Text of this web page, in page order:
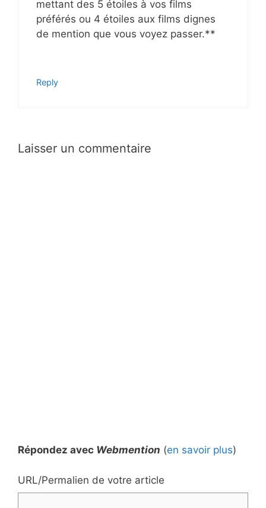
mettant des 5 étoiles à vos films
préférés ou 4 étoiles aux films dignes
de mention que vous voyez passer.**
Reply
Laisser un commentaire
Répondez avec Webmention (en savoir plus)
URL/Permalien de votre article